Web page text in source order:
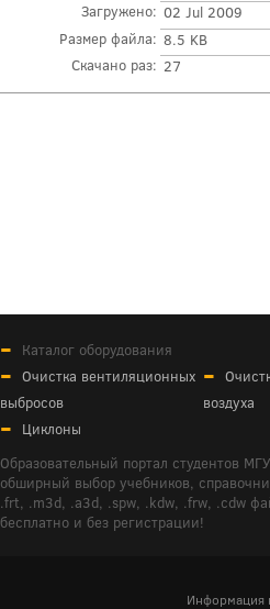
Загружено: 02 Jul 2009
Размер файла: 8.5 KB
Скачано раз: 27
Каталог оборудования
Очистка вентиляционных
выбросов
воздуха
Циклоны
Образовательный портал студентов
обширный выбор учебников,
.frt, .m3d, .a3d, .spw, .kdw, .frw, .cdw
бесплатно и без регистрации!
Информация